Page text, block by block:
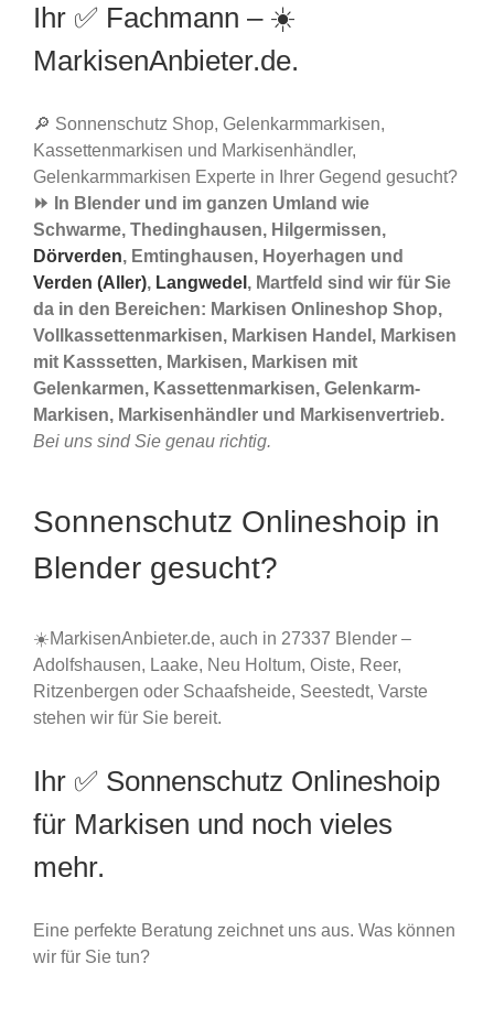
Ihr ✅ Fachmann – ☀️
MarkisenAnbieter.de.
🔎 Sonnenschutz Shop, Gelenkarmmarkisen,
Kassettenmarkisen und Markisenhändler,
Gelenkarmmarkisen Experte in Ihrer Gegend gesucht?
⏩ In Blender und im ganzen Umland wie
Schwarme, Thedinghausen, Hilgermissen,
Dörverden, Emtinghausen, Hoyerhagen und
Verden (Aller), Langwedel , Martfeld sind wir für Sie
da in den Bereichen: Markisen Onlineshop Shop,
Vollkassettenmarkisen, Markisen Handel, Markisen
mit Kasssetten, Markisen, Markisen mit
Gelenkarmen, Kassettenmarkisen, Gelenkarm-
Markisen, Markisenhändler und Markisenvertrieb.
Bei uns sind Sie genau richtig.
Sonnenschutz Onlineshoip in
Blender gesucht?
☀️MarkisenAnbieter.de, auch in 27337 Blender –
Adolfshausen, Laake, Neu Holtum, Oiste, Reer,
Ritzenbergen oder Schaafsheide, Seestedt, Varste
stehen wir für Sie bereit.
Ihr ✅ Sonnenschutz Onlineshoip
für Markisen und noch vieles
mehr.
Eine perfekte Beratung zeichnet uns aus. Was können
wir für Sie tun?